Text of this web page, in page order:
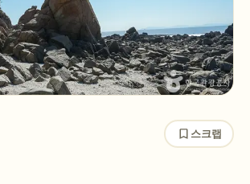
스크랩